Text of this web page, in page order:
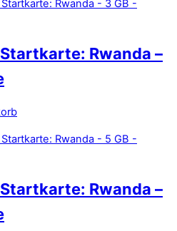
Rwanda –
Rwanda –